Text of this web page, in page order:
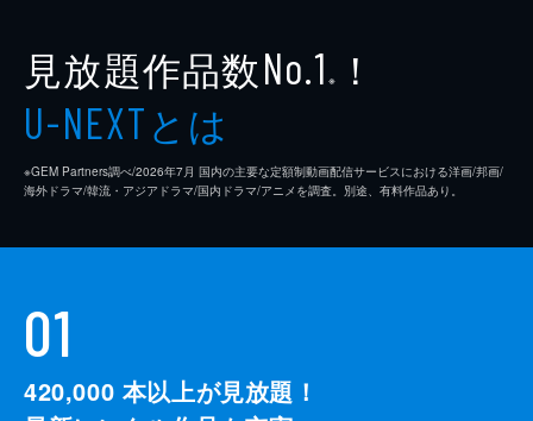
見放題作品数No.1 ※ ！
U-NEXTとは
※GEM Partners調べ/2026年7⽉ 国内の主要な定額制動画配信サービスにおける洋画/邦画/
海外ドラマ/韓流・アジアドラマ/国内ドラマ/アニメを調査。別途、有料作品あり。
01
420,000 本以上が見放題！